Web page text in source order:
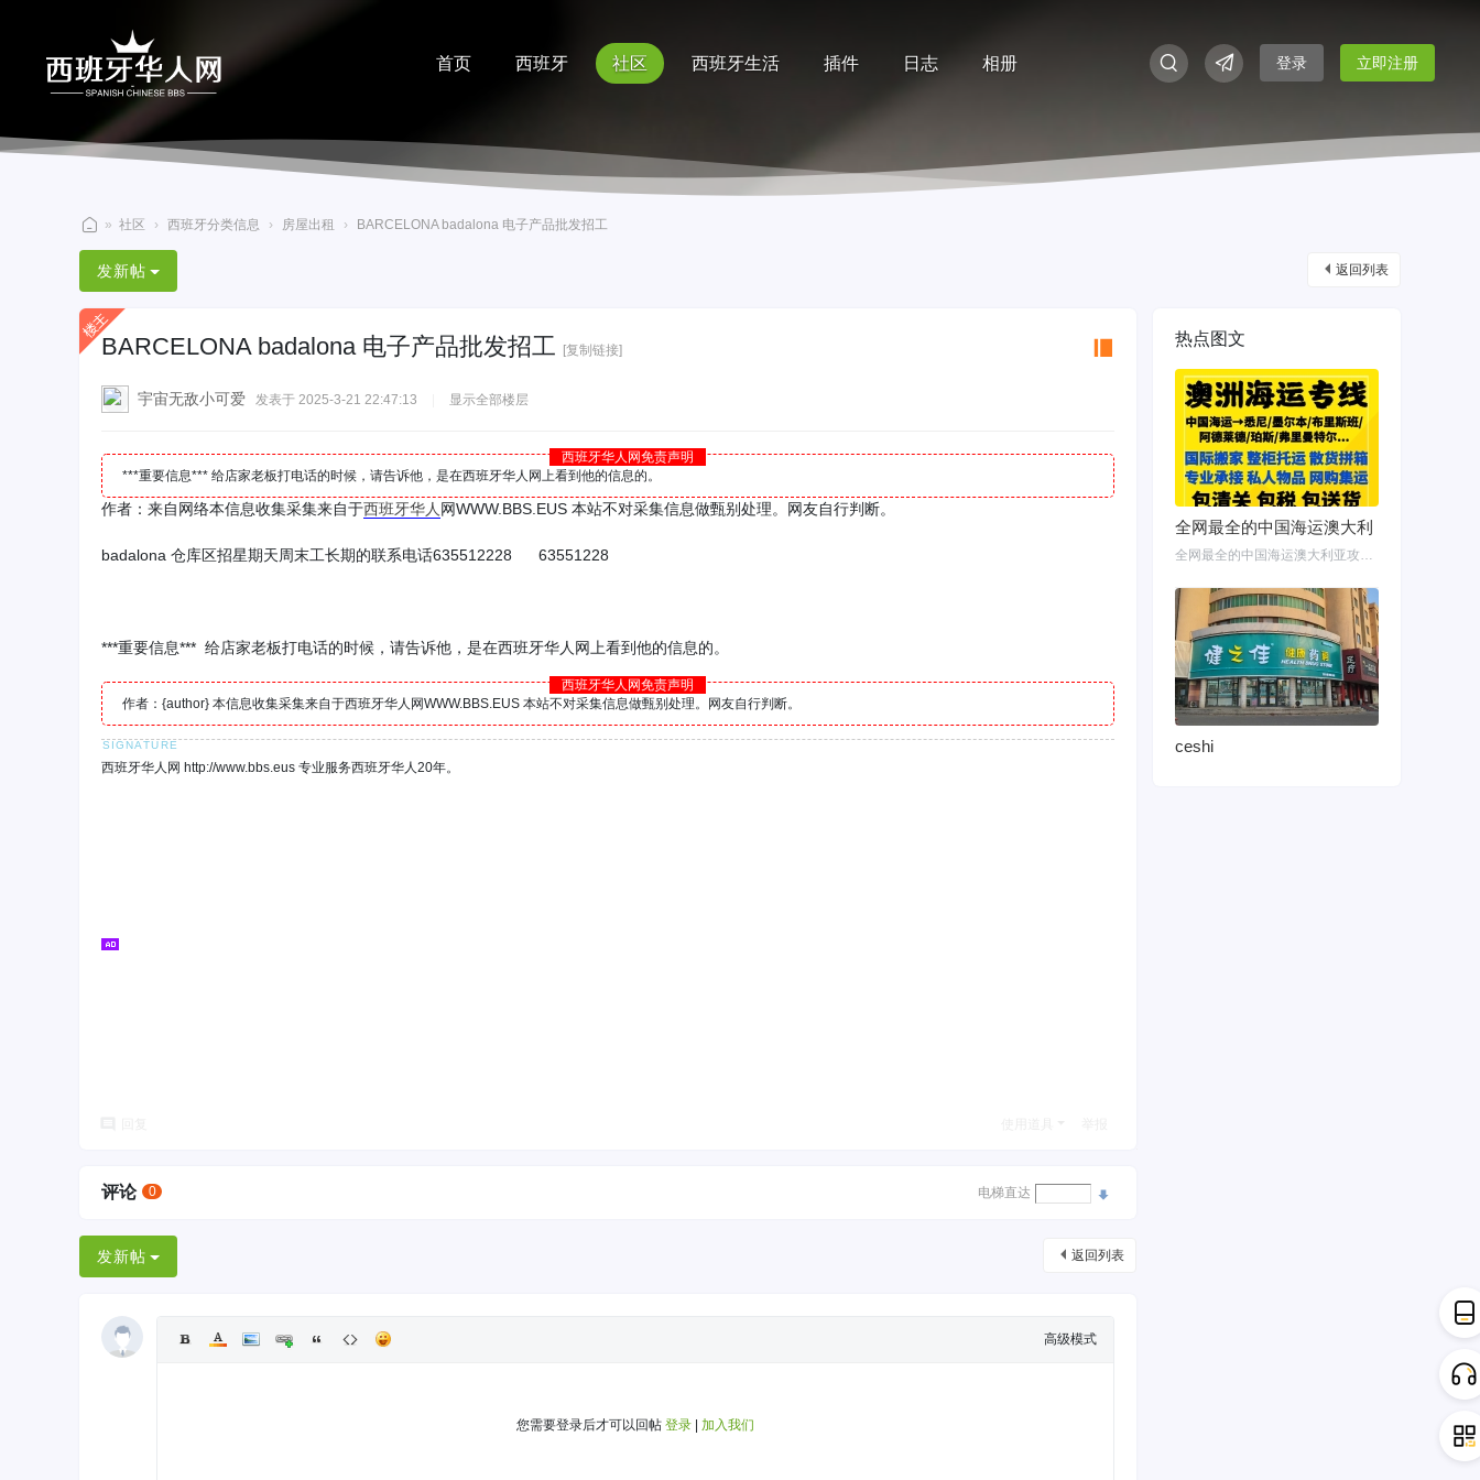
首页 西班牙 社区 西班牙生活 插件 日志 相册 登录 立即注册
西
班
牙
华
» 社区 › 西班牙分类信息 › 房屋出租 › BARCELONA badalona 电子产品批发招工
返回列表
发新帖
BARCELONA badalona 电子产品批发招工 [复制链接]
宇宙无敌小可爱 发表于 2025-3-21 22:47:13 显示全部楼层
西班牙华人网免责声明
***重要信息*** 给店家老板打电话的时候，请告诉他，是在西班牙华人网上看到他的信息的。
作者：来自网络本信息收集采集来自于西班牙华人 网WWW.BBS.EUS 本站不对采集信息做甄别处理。网友自行判断。
badalona 仓库区招星期天周末工长期的联系电话635512228 63551228
***重要信息*** 给店家老板打电话的时候，请告诉他，是在西班牙华人网上看到他的信息的。
西班牙华人网免责声明
作者：{author} 本信息收集采集来自于西班牙华人网WWW.BBS.EUS 本站不对采集信息做甄别处理。网友自行判断。
西班牙华人网 http://www.bbs.eus 专业服务西班牙华人20年。
评论 0 电梯直达
返回列表
发新帖
高级模式
您需要登录后才可以回帖 登录 加入我们
热点图文
全网最全的中国海运澳大利
全网最全的中国海运澳大利亚攻略！细说如何把家具转运悉尼墨尔本布里斯班 国内网购
ceshi